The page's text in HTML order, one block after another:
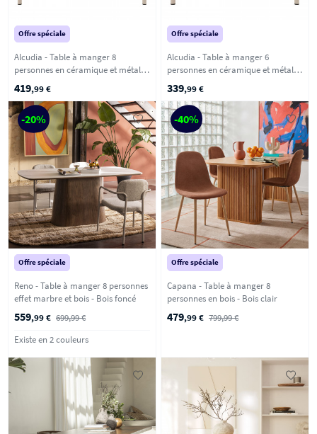
Offre spéciale
Alcudia - Table à manger 8
personnes en céramique et métal -
Beige
419,99 €
Offre spéciale
Alcudia - Table à manger 6
personnes en céramique et métal -
Beige
339,99 €
-20%
Offre spéciale
Reno - Table à manger 8 personnes
effet marbre et bois - Bois foncé
559,99 € 699,99 €
Existe en 2 couleurs
-40%
Offre spéciale
Capana - Table à manger 8
personnes en bois - Bois clair
479,99 € 799,99 €